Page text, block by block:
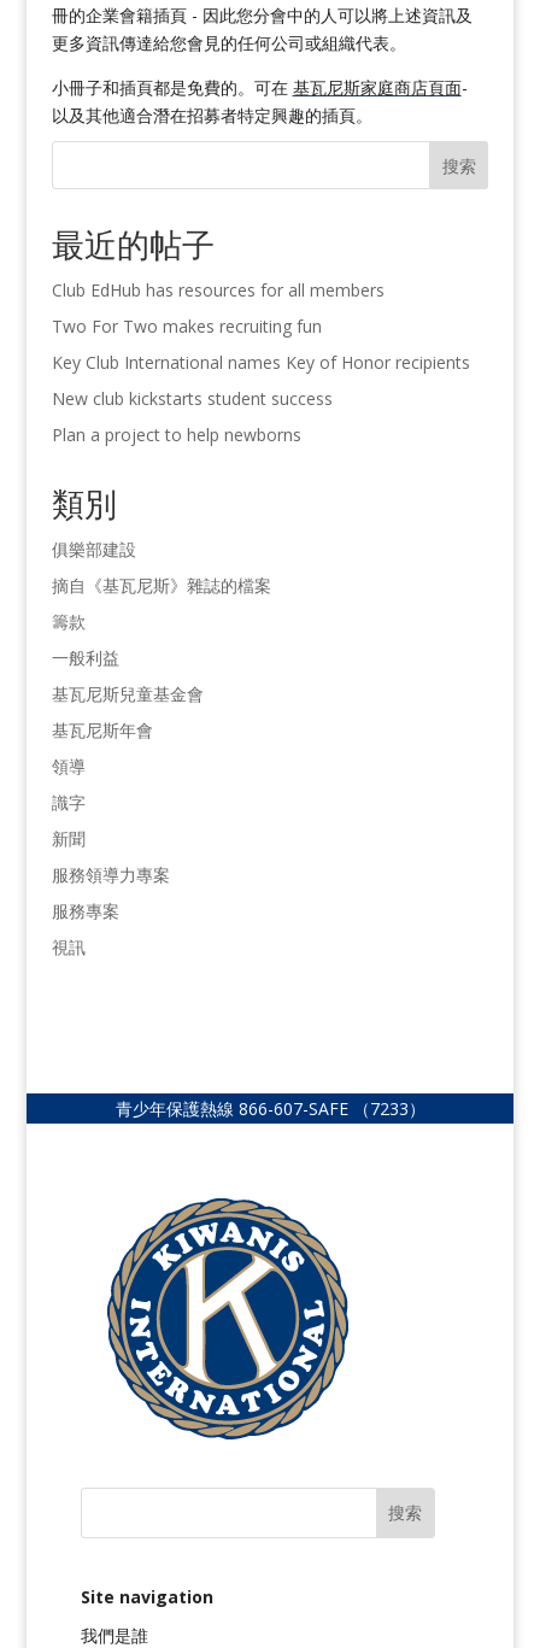
冊的企業會籍插頁 - 因此您分會中的人可以將上述資訊及
更多資訊傳達給您會見的任何公司或組織代表。
小冊子和插頁都是免費的。可在 基瓦尼斯家庭商店頁面-
以及其他適合潛在招募者特定興趣的插頁。
搜索
最近的帖子
Club EdHub has resources for all members
Two For Two makes recruiting fun
Key Club International names Key of Honor recipients
New club kickstarts student success
Plan a project to help newborns
類別
俱樂部建設
摘自《基瓦尼斯》雜誌的檔案
籌款
一般利益
基瓦尼斯兒童基金會
基瓦尼斯年會
領導
識字
新聞
服務領導力專案
服務專案
視訊
青少年保護熱線 866-607-SAFE （7233）
Site navigation
我們是誰